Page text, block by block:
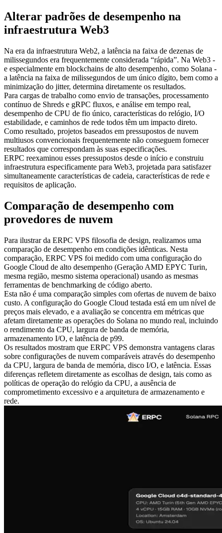
Alterar padrões de desempenho na
infraestrutura Web3
Na era da infraestrutura Web2, a latência na faixa de dezenas de
milissegundos era frequentemente considerada “rápida”. Na Web3 -
e especialmente em blockchains de alto desempenho, como Solana -
a latência na faixa de milissegundos de um único dígito, bem como a
minimização do jitter, determina diretamente os resultados.
Para cargas de trabalho como envio de transações, processamento
contínuo de Shreds e gRPC fluxos, e análise em tempo real,
desempenho de CPU de fio único, características do relógio, I/O
estabilidade, e caminhos de rede todos têm um impacto direto.
Como resultado, projetos baseados em pressupostos de nuvem
multiusos convencionais frequentemente não conseguem fornecer
resultados que correspondam às suas especificações.
ERPC reexaminou esses pressupostos desde o início e construiu
infraestrutura especificamente para Web3, projetada para satisfazer
simultaneamente características de cadeia, características de rede e
requisitos de aplicação.
Comparação de desempenho com
provedores de nuvem
Para ilustrar da ERPC VPS filosofia de design, realizamos uma
comparação de desempenho em condições idênticas. Nesta
comparação, ERPC VPS foi medido com uma configuração do
Google Cloud de alto desempenho (Geração AMD EPYC Turin,
mesma região, mesmo sistema operacional) usando as mesmas
ferramentas de benchmarking de código aberto.
Esta não é uma comparação simples com ofertas de nuvem de baixo
custo. A configuração do Google Cloud testada está em um nível de
preços mais elevado, e a avaliação se concentra em métricas que
afetam diretamente as operações do Solana no mundo real, incluindo
o rendimento da CPU, largura de banda de memória,
armazenamento I/O, e latência de p99.
Os resultados mostram que ERPC VPS demonstra vantagens claras
sobre configurações de nuvem comparáveis através do desempenho
da CPU, largura de banda de memória, disco I/O, e latência. Essas
diferenças refletem diretamente as escolhas de design, tais como as
políticas de operação do relógio da CPU, a ausência de
comprometimento excessivo e a arquitetura de armazenamento e
rede.